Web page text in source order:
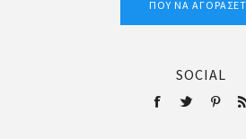
ΠΟΎ ΝΑ
SOCIAL